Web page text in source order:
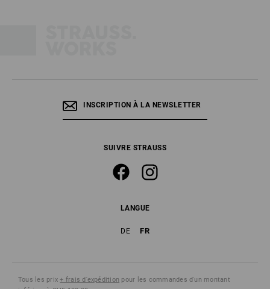
INSCRIPTION À LA NEWSLETTER
SUIVRE STRAUSS
LANGUE
DE FR
Tous les prix+ frais d'expédition pour les commandes d'un montant